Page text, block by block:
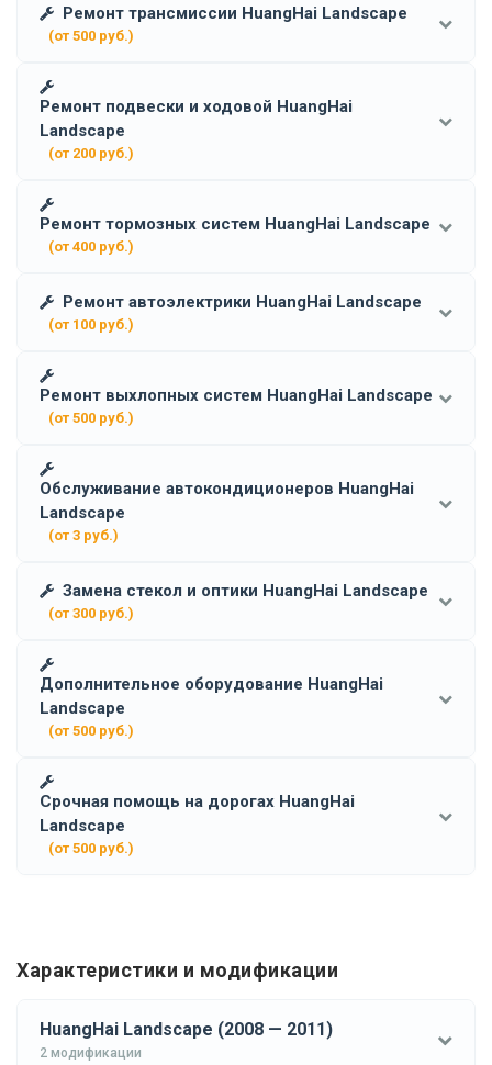
Ремонт трансмиссии HuangHai Landscape
(от 500 руб.)
Ремонт подвески и ходовой HuangHai
Landscape
(от 200 руб.)
Ремонт тормозных систем HuangHai Landscape
(от 400 руб.)
Ремонт автоэлектрики HuangHai Landscape
(от 100 руб.)
Ремонт выхлопных систем HuangHai Landscape
(от 500 руб.)
Обслуживание автокондиционеров HuangHai
Landscape
(от 3 руб.)
Замена стекол и оптики HuangHai Landscape
(от 300 руб.)
Дополнительное оборудование HuangHai
Landscape
(от 500 руб.)
Срочная помощь на дорогах HuangHai
Landscape
(от 500 руб.)
Характеристики и модификации
HuangHai Landscape (2008 — 2011)
2 модификации